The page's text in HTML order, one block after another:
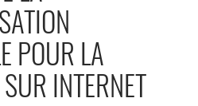
POUR LA
INTERNET